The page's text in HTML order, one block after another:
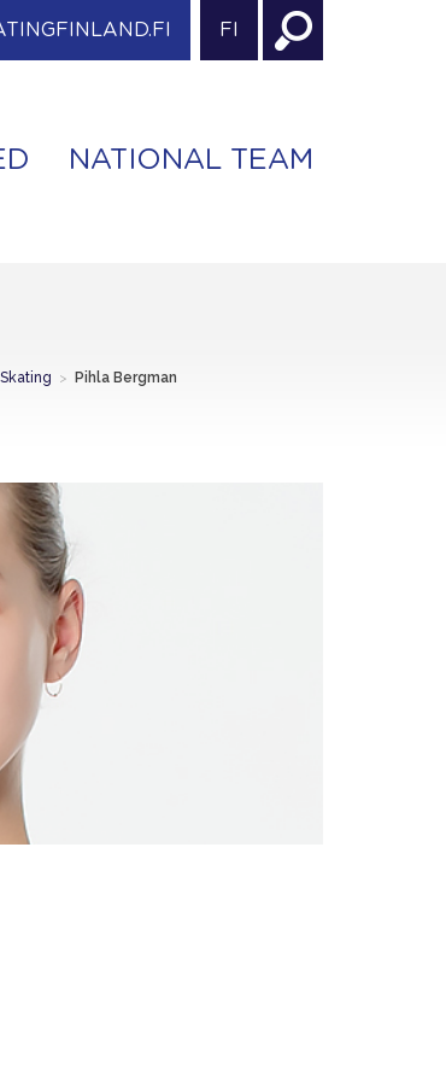
FI
NATIONAL TEAM
> Pihla Bergman